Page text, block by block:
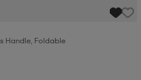
Kids Mini Trampoline With Led Lights Handle, Foldable